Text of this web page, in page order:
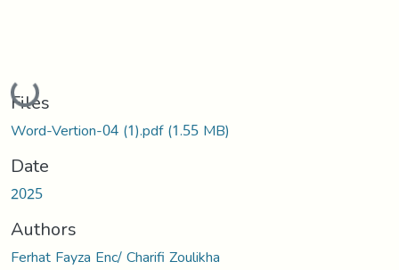
Loading...
Files
Word-Vertion-04 (1).pdf(1.55 MB)
Date
2025
Authors
Ferhat Fayza Enc/ Charifi Zoulikha